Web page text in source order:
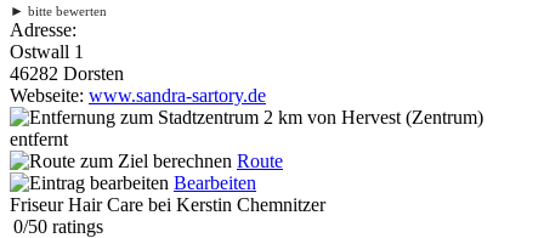
► bitte bewerten
Adresse:
Ostwall 1
46282 Dorsten
Webseite: www.sandra-sartory.de
2 km von Hervest (Zentrum)
entfernt
Route
Bearbeiten
Friseur Hair Care bei Kerstin Chemnitzer
0/50 ratings